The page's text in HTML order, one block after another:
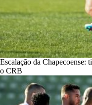
Escalação da Chapecoense:
o CRB